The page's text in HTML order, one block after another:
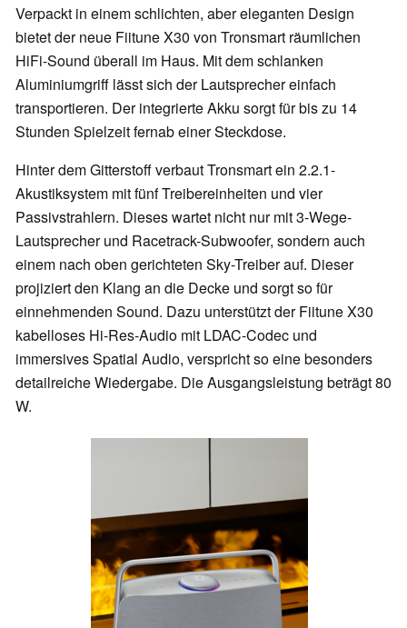
Verpackt in einem schlichten, aber eleganten Design
bietet der neue Fiitune X30 von Tronsmart räumlichen
HiFi-Sound überall im Haus. Mit dem schlanken
Aluminiumgriff lässt sich der Lautsprecher einfach
transportieren. Der integrierte Akku sorgt für bis zu 14
Stunden Spielzeit fernab einer Steckdose.
Hinter dem Gitterstoff verbaut Tronsmart ein 2.2.1-
Akustiksystem mit fünf Treibereinheiten und vier
Passivstrahlern. Dieses wartet nicht nur mit 3-Wege-
Lautsprecher und Racetrack-Subwoofer, sondern auch
einem nach oben gerichteten Sky-Treiber auf. Dieser
projiziert den Klang an die Decke und sorgt so für
einnehmenden Sound. Dazu unterstützt der Fiitune X30
kabelloses Hi-Res-Audio mit LDAC-Codec und
immersives Spatial Audio, verspricht so eine besonders
detailreiche Wiedergabe. Die Ausgangsleistung beträgt 80
W.